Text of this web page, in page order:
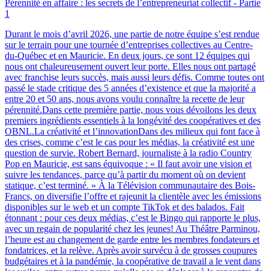
Pérennité en affaire : les secrets de l’entrepreneuriat collectif - Partie
1
Durant le mois d’avril 2026, une partie de notre équipe s’est rendue
sur le terrain pour une tournée d’entreprises collectives au Centre-
du-Québec et en Mauricie. En deux jours, ce sont 12 équipes qui
nous ont chaleureusement ouvert leur porte. Elles nous ont partagé
avec franchise leurs succès, mais aussi leurs défis. Comme toutes ont
passé le stade critique des 5 années d’existence et que la majorité a
entre 20 et 50 ans, nous avons voulu connaître la recette de leur
pérennité.Dans cette première partie, nous vous dévoilons les deux
premiers ingrédients essentiels à la longévité des coopératives et des
OBNL.La créativité et l’innovationDans des milieux qui font face à
des crises, comme c’est le cas pour les médias, la créativité est une
question de survie. Robert Bernard, journaliste à la radio Country
Pop en Mauricie, est sans équivoque : « Il faut avoir une vision et
suivre les tendances, parce qu’à partir du moment où on devient
statique, c’est terminé. » À la Télévision communautaire des Bois-
Francs, on diversifie l’offre et rajeunit la clientèle avec les émissions
disponibles sur le web et un compte TikTok et des balados. Fait
étonnant : pour ces deux médias, c’est le Bingo qui rapporte le plus,
avec un regain de popularité chez les jeunes! Au Théâtre Parminou,
l’heure est au changement de garde entre les membres fondateurs et
fondatrices, et la relève. Après avoir survécu à de grosses coupures
budgétaires et à la pandémie, la coopérative de travail a le vent dans